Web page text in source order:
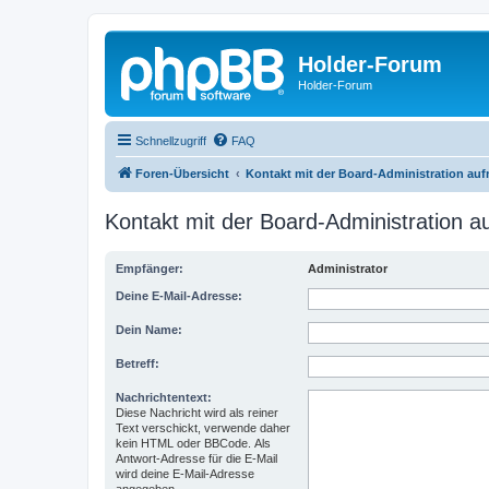
Holder-Forum
Holder-Forum
Schnellzugriff FAQ
Foren-Übersicht Kontakt mit der Board-Administration
Kontakt mit der Board-Administration
Empfänger: Administrator
Deine E-Mail-Adresse:
Dein Name:
Betreff:
Nachrichtentext:
Diese Nachricht wird als reiner
Text verschickt, verwende daher
kein HTML oder BBCode. Als
Antwort-Adresse für die E-Mail
wird deine E-Mail-Adresse